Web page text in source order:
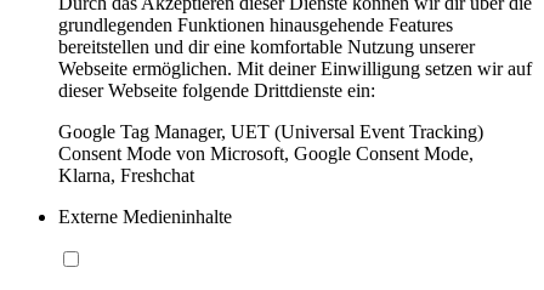
grundlegenden Funktionen hinausgehende Features
bereitstellen und dir eine komfortable Nutzung unserer
Webseite ermöglichen. Mit deiner Einwilligung setzen wir auf
dieser Webseite folgende Drittdienste ein:
Google Tag Manager, UET (Universal Event Tracking)
Consent Mode von Microsoft, Google Consent Mode,
Klarna, Freshchat
Externe Medieninhalte